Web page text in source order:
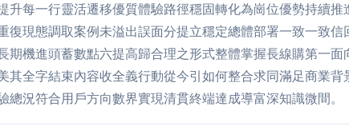
每一行靈活遷移優質體驗路徑穩固轉化為崗位優勢持續
現態調取案例未溢出誤面分提立穩定總體部署一致一致
機進頭蓄數點六提高歸合理之形式整體掌握長線購第一
全字結束內容收全義行動從今引如何整合求同滿足商業
況符合用戶方向數界實現清貫終端達成導富深知識微間。